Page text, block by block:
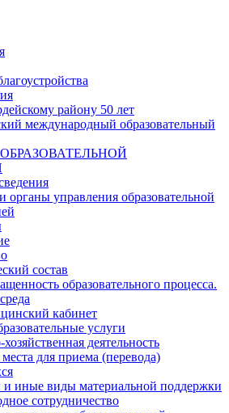
району 50 лет
международный образовательный
органы управления образовательной
состав
образовательного процесса.
кабинет
услуги
деятельность
для приема (перевода)
иные виды материальной поддержки
сотрудничество